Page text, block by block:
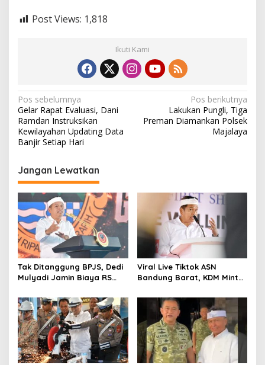
Post Views: 1,818
Ikuti Kami
N
a
v
g
a
s
i
p
o
s
Pos sebelumnya
Gelar Rapat Evaluasi, Dani
Ramdan Instruksikan
Kewilayahan Updating Data
Banjir Setiap Hari
Pos berikutnya
Lakukan Pungli, Tiga
Preman Diamankan Polsek
Majalaya
Jangan Lewatkan
Tak Ditanggung BPJS, Dedi
Mulyadi Jamin Biaya RS
Pemprov Jabar
Viral Live Tiktok ASN
Bandung Barat, KDM Minta
Perlu Pemberhentian